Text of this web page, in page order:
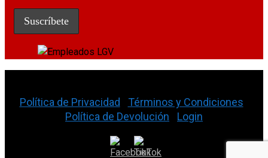
Política de Privacidad
Términos y Condiciones
Política de Devolución
Login